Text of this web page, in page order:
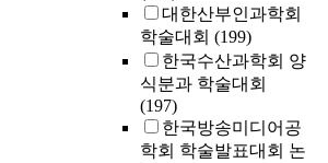
대한산부인과학회
학술대회 (199)
한국수산과학회 양
식분과 학술대회
(197)
한국방송미디어공
학회 학술발표대회 논